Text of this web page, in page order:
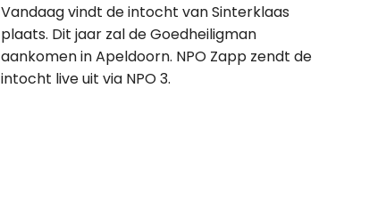
Vandaag vindt de intocht van Sinterklaas
plaats. Dit jaar zal de Goedheiligman
aankomen in Apeldoorn. NPO Zapp zendt de
intocht live uit via NPO 3.